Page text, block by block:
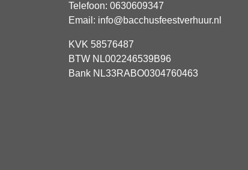
Telefoon: 0630609347
Email: info@bacchusfeestverhuur.nl
KVK 58576487
BTW NL002246539B96
Bank NL33RABO0304760463